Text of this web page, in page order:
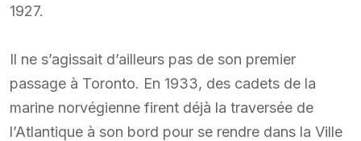
1927.
Il ne s’agissait d’ailleurs pas de son premier
passage à Toronto. En 1933, des cadets de la
marine norvégienne firent déjà la traversée de
l’Atlantique à son bord pour se rendre dans la Ville